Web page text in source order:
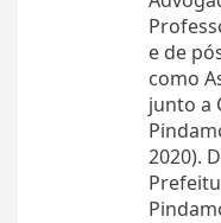
e de
como
junto a
2020).